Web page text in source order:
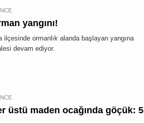
yangını!
ilçesinde ormanlık alanda başlayan yangına
devam ediyor.
üstü maden ocağında göçük: 5